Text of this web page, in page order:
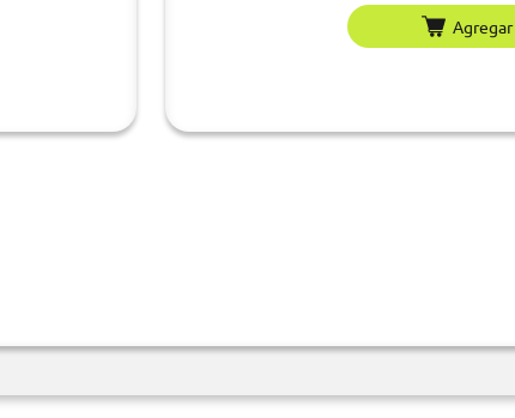
Agregar